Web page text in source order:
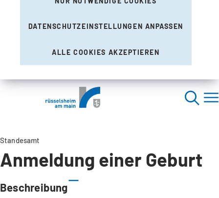
DATENSCHUTZEINSTELLUNGEN ANPASSEN
ALLE COOKIES AKZEPTIEREN
Standesamt
Anmeldung einer Geburt
Beschreibung